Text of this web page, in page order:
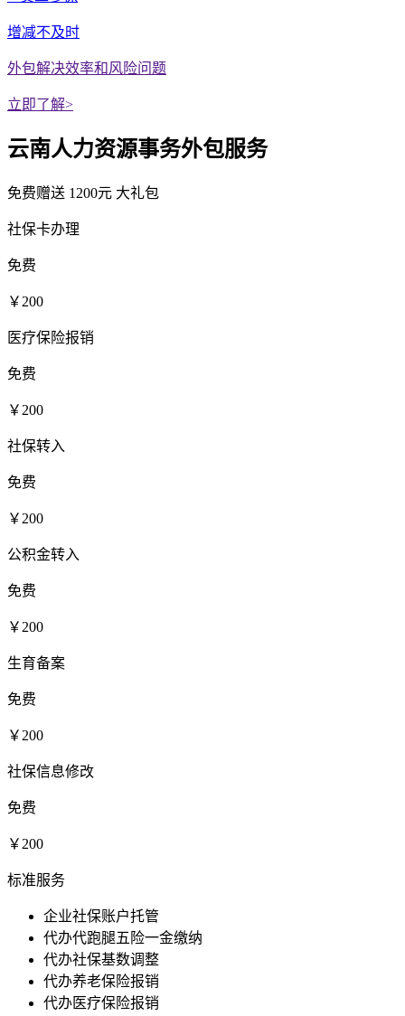
增减不及时
外包解决效率和风险问题
立即了解>
云南人力资源事务外包服务
免费赠送 1200元 大礼包
社保卡办理
免费
￥200
医疗保险报销
免费
￥200
社保转入
免费
￥200
公积金转入
免费
￥200
生育备案
免费
￥200
社保信息修改
免费
￥200
标准服务
企业社保账户托管
代办代跑腿五险一金缴纳
代办社保基数调整
代办养老保险报销
代办医疗保险报销